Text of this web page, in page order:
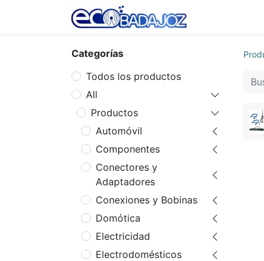
Categorías
Todos los productos
All
Productos
Automóvil
Componentes
Conectores y
Adaptadores
Conexiones y Bobinas
Domótica
Electricidad
Electrodomésticos